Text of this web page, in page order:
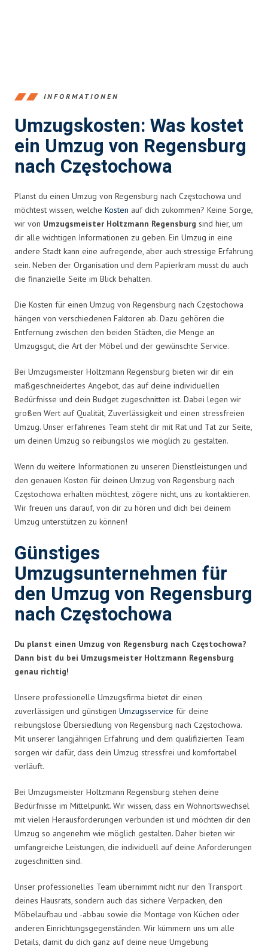
INFORMATIONEN
Umzugskosten: Was kostet
ein Umzug von Regensburg
nach Częstochowa
Planst du einen Umzug von Regensburg nach Częstochowa und
möchtest wissen, welche Kosten auf dich zukommen? Keine Sorge,
wir von Umzugsmeister Holtzmann Regensburg sind hier, um
dir alle wichtigen Informationen zu geben. Ein Umzug in eine
andere Stadt kann eine aufregende, aber auch stressige Erfahrung
sein. Neben der Organisation und dem Papierkram musst du auch
die finanzielle Seite im Blick behalten.
Die Kosten für einen Umzug von Regensburg nach Częstochowa
hängen von verschiedenen Faktoren ab. Dazu gehören die
Entfernung zwischen den beiden Städten, die Menge an
Umzugsgut, die Art der Möbel und der gewünschte Service.
Bei Umzugsmeister Holtzmann Regensburg bieten wir dir ein
maßgeschneidertes Angebot, das auf deine individuellen
Bedürfnisse und dein Budget zugeschnitten ist. Dabei legen wir
großen Wert auf Qualität, Zuverlässigkeit und einen stressfreien
Umzug. Unser erfahrenes Team steht dir mit Rat und Tat zur Seite,
um deinen Umzug so reibungslos wie möglich zu gestalten.
Wenn du weitere Informationen zu unseren Dienstleistungen und
den genauen Kosten für deinen Umzug von Regensburg nach
Częstochowa erhalten möchtest, zögere nicht, uns zu kontaktieren.
Wir freuen uns darauf, von dir zu hören und dich bei deinem
Umzug unterstützen zu können!
Günstiges
Umzugsunternehmen für
den Umzug von Regensburg
nach Częstochowa
Du planst einen Umzug von Regensburg nach Częstochowa?
Dann bist du bei Umzugsmeister Holtzmann Regensburg
genau richtig!
Unsere professionelle Umzugsfirma bietet dir einen
zuverlässigen und günstigen Umzugsservice für deine
reibungslose Übersiedlung von Regensburg nach Częstochowa.
Mit unserer langjährigen Erfahrung und dem qualifizierten Team
sorgen wir dafür, dass dein Umzug stressfrei und komfortabel
verläuft.
Bei Umzugsmeister Holtzmann Regensburg stehen deine
Bedürfnisse im Mittelpunkt. Wir wissen, dass ein Wohnortswechsel
mit vielen Herausforderungen verbunden ist und möchten dir den
Umzug so angenehm wie möglich gestalten. Daher bieten wir
umfangreiche Leistungen, die individuell auf deine Anforderungen
zugeschnitten sind.
Unser professionelles Team übernimmt nicht nur den Transport
deines Hausrats, sondern auch das sichere Verpacken, den
Möbelaufbau und -abbau sowie die Montage von Küchen oder
anderen Einrichtungsgegenständen. Wir kümmern uns um alle
Details, damit du dich ganz auf deine neue Umgebung